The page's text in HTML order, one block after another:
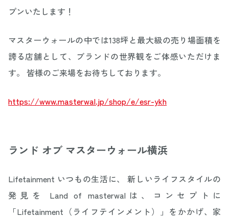
プンいたします！
マスターウォールの中では138坪と最大級の売り場面積を
誇る店舗として、ブランドの世界観をご体感いただけま
す。 皆様のご来場をお待ちしております。
https://www.masterwal.jp/shop/e/esr-ykh
ランド オブ マスターウォール横浜
Lifetainment いつもの生活に、 新しいライフスタイルの
発見を Land of masterwalは、コンセプトに
「Lifetainment（ライフテインメント）」をかかげ、家